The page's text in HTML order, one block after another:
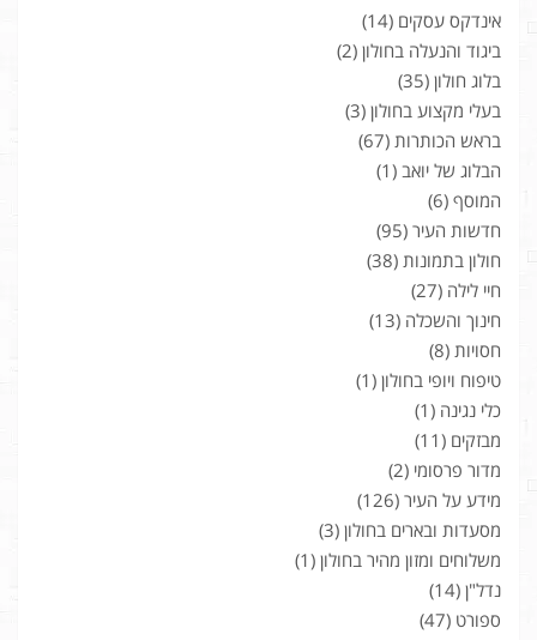
אינדקס עסקים (14)
ביגוד והנעלה בחולון (2)
בלוג חולון (35)
בעלי מקצוע בחולון (3)
בראש הכותרות (67)
הבלוג של יואב (1)
המוסף (6)
חדשות העיר (95)
חולון בתמונות (38)
חיי לילה (27)
חינוך והשכלה (13)
חסויות (8)
טיפוח ויופי בחולון (1)
כלי נגינה (1)
מבזקים (11)
מדור פרסומי (2)
מידע על העיר (126)
מסעדות ובארים בחולון (3)
משלוחים ומזון מהיר בחולון (1)
נדל"ן (14)
ספורט (47)